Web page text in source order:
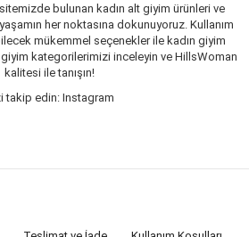
bulunan kadın alt giyim ürünleri ve
her noktasına dokunuyoruz. Kullanım
mükemmel seçenekler ile kadın giyim
kategorilerimizi inceleyin ve HillsWoman
kalitesi ile tanışın!
takip edin: Instagram